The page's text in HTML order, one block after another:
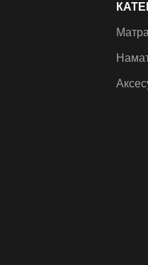
150 мл CARBONAX®
CARBONAX® – чувственная